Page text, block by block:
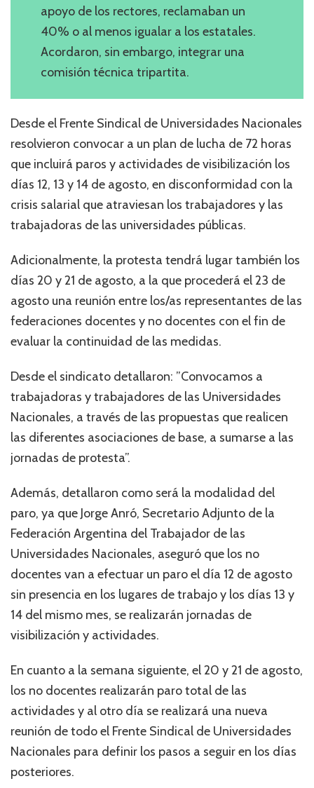
apoyo de los rectores, reclamaban un
40% o al menos igualar a los estatales.
Acordaron, sin embargo, integrar una
comisión técnica tripartita.
Desde el Frente Sindical de Universidades Nacionales
resolvieron convocar a un plan de lucha de 72 horas
que incluirá paros y actividades de visibilización los
días 12, 13 y 14 de agosto, en disconformidad con la
crisis salarial que atraviesan los trabajadores y las
trabajadoras de las universidades públicas.
Adicionalmente, la protesta tendrá lugar también los
días 20 y 21 de agosto, a la que procederá el 23 de
agosto una reunión entre los/as representantes de las
federaciones docentes y no docentes con el fin de
evaluar la continuidad de las medidas.
Desde el sindicato detallaron: ”Convocamos a
trabajadoras y trabajadores de las Universidades
Nacionales, a través de las propuestas que realicen
las diferentes asociaciones de base, a sumarse a las
jornadas de protesta”.
Además, detallaron como será la modalidad del
paro, ya que Jorge Anró, Secretario Adjunto de la
Federación Argentina del Trabajador de las
Universidades Nacionales, aseguró que los no
docentes van a efectuar un paro el día 12 de agosto
sin presencia en los lugares de trabajo y los días 13 y
14 del mismo mes, se realizarán jornadas de
visibilización y actividades.
En cuanto a la semana siguiente, el 20 y 21 de agosto,
los no docentes realizarán paro total de las
actividades y al otro día se realizará una nueva
reunión de todo el Frente Sindical de Universidades
Nacionales para definir los pasos a seguir en los días
posteriores.